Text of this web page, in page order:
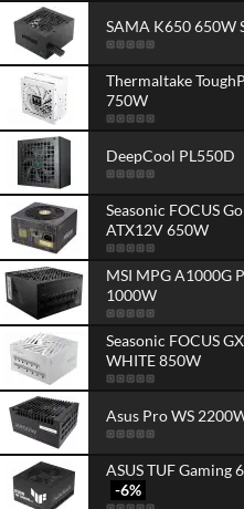
SAMA K650 650W
Thermaltake
750W
DeepCool PL550D
Seasonic FOCUS
ATX12V 650W
MSI MPG A1000G
1000W
Seasonic FOCUS
WHITE 850W
Asus Pro WS
ASUS TUF Gaming
-6%